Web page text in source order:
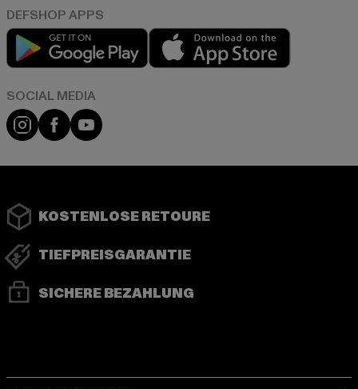
Play market
Instagram
FacebookYouTube
KOSTENLOSE RETOURE
TIEFPREISGARANTIE
SICHERE BEZAHLUNG